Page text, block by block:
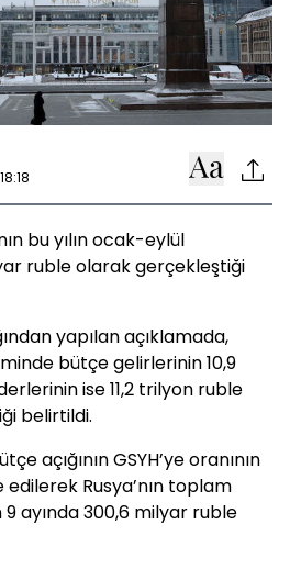
bu yılın ocak-eylül
ruble olarak gerçekleştiği
yapılan açıklamada,
bütçe gelirlerinin 10,9
ise 11,2 trilyon ruble
belirtildi.
açığının GSYH’ye oranının
Rusya’nın toplam
9 ayında 300,6 milyar ruble